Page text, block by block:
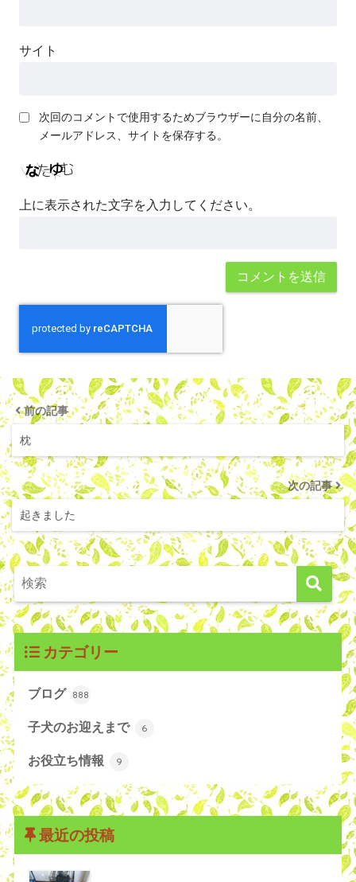
サイト
次回のコメントで使用するためブラウザーに自分の名前、
メールアドレス、サイトを保存する。
上に表示された文字を入力してください。
前の記事
枕
次の記事
起きました
カテゴリー
ブログ 888
子犬のお迎えまで 6
お役立ち情報 9
最近の投稿